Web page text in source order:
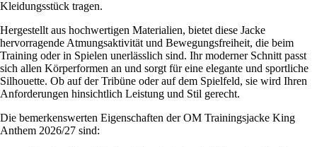
Kleidungsstück tragen.
Hergestellt aus hochwertigen Materialien, bietet diese Jacke
hervorragende Atmungsaktivität und Bewegungsfreiheit, die beim
Training oder in Spielen unerlässlich sind. Ihr moderner Schnitt passt
sich allen Körperformen an und sorgt für eine elegante und sportliche
Silhouette. Ob auf der Tribüne oder auf dem Spielfeld, sie wird Ihren
Anforderungen hinsichtlich Leistung und Stil gerecht.
Die bemerkenswerten Eigenschaften der OM Trainingsjacke King
Anthem 2026/27 sind: